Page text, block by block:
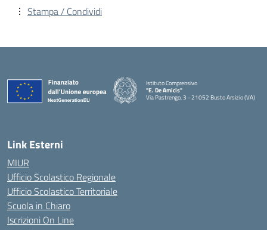
Stampa / Condividi
Istituto Comprensivo
"E. De Amicis"
Via Pastrengo, 3 - 21052 Busto Arsizio (VA)
Link Esterni
MIUR
Ufficio Scolastico Regionale
Ufficio Scolastico Territoriale
Scuola in Chiaro
Iscrizioni On Line